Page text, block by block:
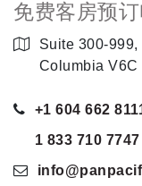
免费客房预
Suite 300-
Columbia V6C
+1 604 662
1 833 710 7747
info